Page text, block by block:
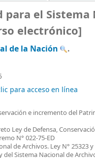
el Sistema
electrónico]
de la Nación .
para acceso en línea
e incremento del
Ley de Defensa,
N° 022-75-ED
de Archivos. Ley N° 25323
del Sistema Nacional de